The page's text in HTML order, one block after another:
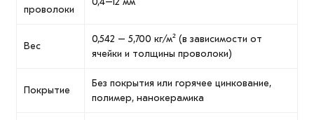
проволоки
Вес
0,542 – 5,700 кг/м² (в зависимости от
ячейки и толщины проволоки)
Покрытие
Без покрытия или горячее цинкование,
полимер, нанокерамика